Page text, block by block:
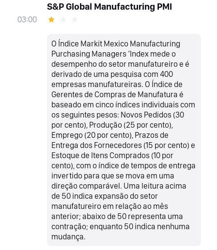
03:00
S&P Global Manufacturing PMI
O Índice Markit Mexico Manufacturing
Purchasing Managers ’Index mede o
desempenho do setor manufatureiro e é
derivado de uma pesquisa com 400
empresas manufatureiras. O Índice de
Gerentes de Compras de Manufatura é
baseado em cinco índices individuais com
os seguintes pesos: Novos Pedidos (30
por cento), Produção (25 por cento),
Emprego (20 por cento), Prazos de
Entrega dos Fornecedores (15 por cento) e
Estoque de Itens Comprados (10 por
cento), com o índice de tempos de entrega
invertido para que se mova em uma
direção comparável. Uma leitura acima
de 50 indica expansão do setor
manufatureiro em relação ao mês
anterior; abaixo de 50 representa uma
contração; enquanto 50 indica nenhuma
mudança.